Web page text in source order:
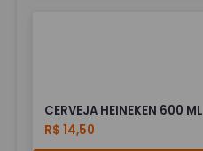
CERVEJA HEINEKEN 600 ML
R$ 14,50